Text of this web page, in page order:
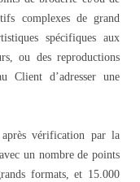
complexes de grand
spécifiques aux
ou des reproductions
Client d’adresser une
vérification par la
un nombre de points
formats, et 15.000